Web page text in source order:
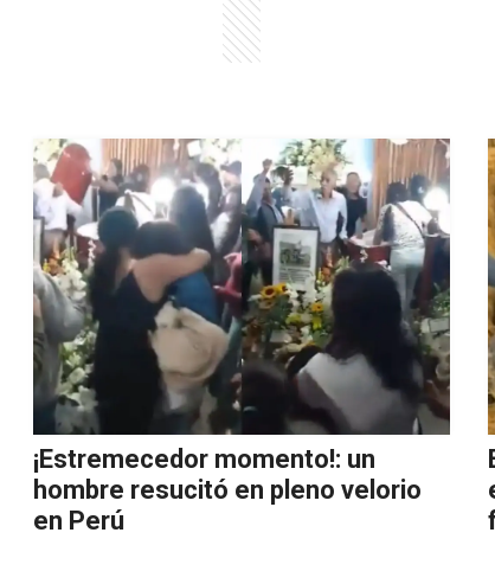
¡Estremecedor momento!: un
hombre resucitó en pleno velorio
en Perú